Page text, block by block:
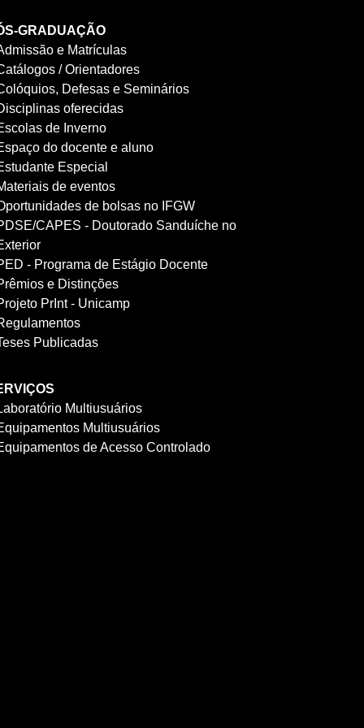
GRADUAÇÃO
e Matrículas
/ Orientadores
Defesas e Seminários
oferecidas
de Inverno
do docente e aluno
Especial
de eventos
de bolsas no IFGW
CAPES - Doutorado Sanduíche no
- Programa de Estágio Docente
e Distinções
PrInt - Unicamp
Publicadas
Multiusuários
Multiusuários
de Acesso Controlado